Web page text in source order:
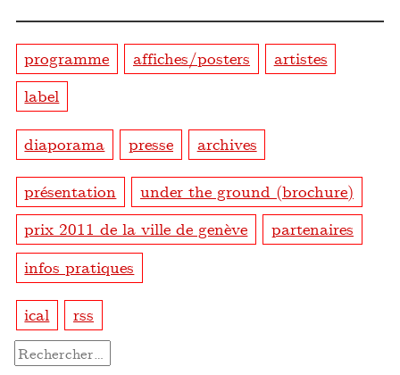
programme affiches/posters
artistes
label
diaporama presse archives
présentation
under the ground (brochure)
prix 2011 de la ville de genève
partenaires
infos pratiques
ical rss
Rechercher :